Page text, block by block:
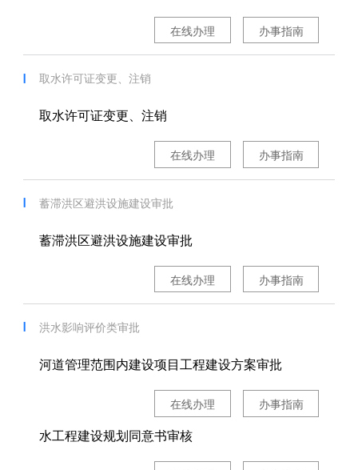
办事指南
在线办理
取水许可证变更、注销
取水许可证变更、注销
办事指南
在线办理
蓄滞洪区避洪设施建设审批
蓄滞洪区避洪设施建设审批
办事指南
在线办理
洪水影响评价类审批
河道管理范围内建设项目工程建设方案审批
办事指南
在线办理
水工程建设规划同意书审核